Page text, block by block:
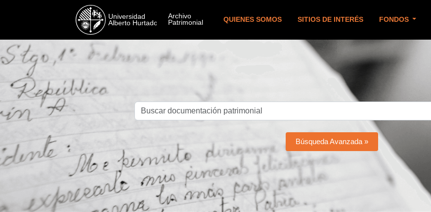
QUIENES SOMOS SITIOS DE INTERÉS FONDOS
Búsqueda Avanzada »